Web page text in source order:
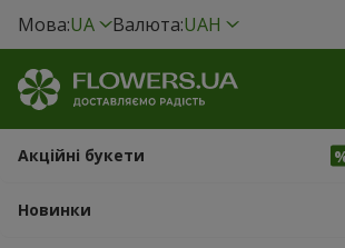
Мова:UA Валюта:UAH
Акційні букети
Новинки